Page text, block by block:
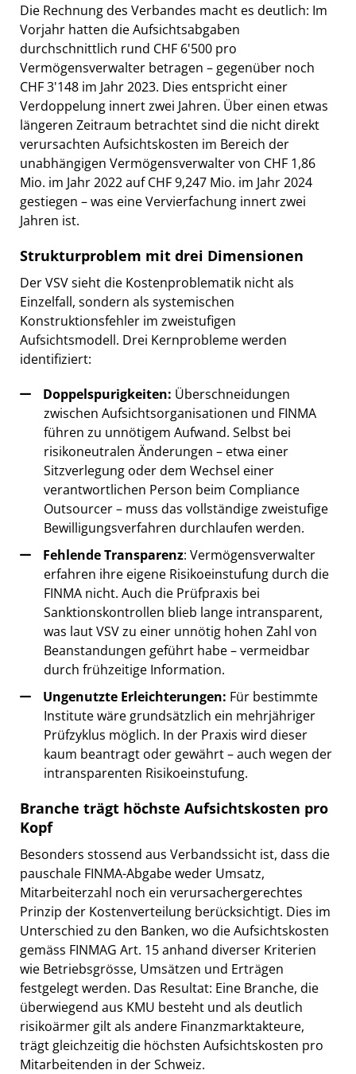
Die Rechnung des Verbandes macht es deutlich: Im
Vorjahr hatten die Aufsichtsabgaben
durchschnittlich rund CHF 6'500 pro
Vermögensverwalter betragen – gegenüber noch
CHF 3'148 im Jahr 2023. Dies entspricht einer
Verdoppelung innert zwei Jahren. Über einen etwas
längeren Zeitraum betrachtet sind die nicht direkt
verursachten Aufsichtskosten im Bereich der
unabhängigen Vermögensverwalter von CHF 1,86
Mio. im Jahr 2022 auf CHF 9,247 Mio. im Jahr 2024
gestiegen – was eine Vervierfachung innert zwei
Jahren ist.
Strukturproblem mit drei Dimensionen
Der VSV sieht die Kostenproblematik nicht als
Einzelfall, sondern als systemischen
Konstruktionsfehler im zweistufigen
Aufsichtsmodell. Drei Kernprobleme werden
identifiziert:
Doppelspurigkeiten: Überschneidungen
zwischen Aufsichtsorganisationen und FINMA
führen zu unnötigem Aufwand. Selbst bei
risikoneutralen Änderungen – etwa einer
Sitzverlegung oder dem Wechsel einer
verantwortlichen Person beim Compliance
Outsourcer – muss das vollständige zweistufige
Bewilligungsverfahren durchlaufen werden.
Fehlende Transparenz: Vermögensverwalter
erfahren ihre eigene Risikoeinstufung durch die
FINMA nicht. Auch die Prüfpraxis bei
Sanktionskontrollen blieb lange intransparent,
was laut VSV zu einer unnötig hohen Zahl von
Beanstandungen geführt habe – vermeidbar
durch frühzeitige Information.
Ungenutzte Erleichterungen: Für bestimmte
Institute wäre grundsätzlich ein mehrjähriger
Prüfzyklus möglich. In der Praxis wird dieser
kaum beantragt oder gewährt – auch wegen der
intransparenten Risikoeinstufung.
Branche trägt höchste Aufsichtskosten pro
Kopf
Besonders stossend aus Verbandssicht ist, dass die
pauschale FINMA-Abgabe weder Umsatz,
Mitarbeiterzahl noch ein verursachergerechtes
Prinzip der Kostenverteilung berücksichtigt. Dies im
Unterschied zu den Banken, wo die Aufsichtskosten
gemäss FINMAG Art. 15 anhand diverser Kriterien
wie Betriebsgrösse, Umsätzen und Erträgen
festgelegt werden. Das Resultat: Eine Branche, die
überwiegend aus KMU besteht und als deutlich
risikoärmer gilt als andere Finanzmarktakteure,
trägt gleichzeitig die höchsten Aufsichtskosten pro
Mitarbeitenden in der Schweiz.